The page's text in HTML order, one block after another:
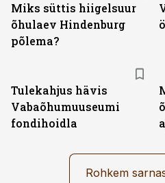
Miks süttis hiigelsuur
õhulaev Hindenburg
põlema?
Tulekahjus hävis
Vabaõhumuuseumi
fondihoidla
Rohkem